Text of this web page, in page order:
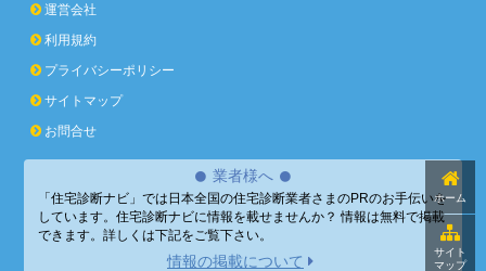
ホーム
サイト
マップ
運営会社
利用規約
プライバシーポリシー
サイトマップ
お問合せ
業者様へ
「住宅診断ナビ」では日本全国の住宅診断業者さまのPRのお手伝いを
しています。住宅診断ナビに情報を載せませんか？ 情報は無料で掲載
できます。詳しくは下記をご覧下さい。
情報の掲載について